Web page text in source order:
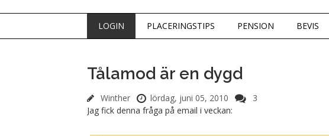
LOGIN PLACERINGSTIPS PENSION BEVIS
Tålamod är en dygd
Winther lördag, juni 05, 2010
3
Jag fick denna fråga på email i veckan: